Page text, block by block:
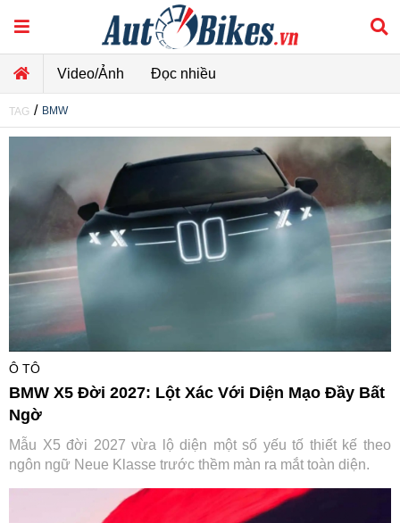
Video/Ảnh Đọc nhiều
TAG / BMW
Ô TÔ
BMW X5 Đời 2027: Lột Xác Với Diện Mạo Đầy Bất
Ngờ
Mẫu X5 đời 2027 vừa lộ diện một số yếu tố thiết kế theo
ngôn ngữ Neue Klasse trước thềm màn ra mắt toàn diện.